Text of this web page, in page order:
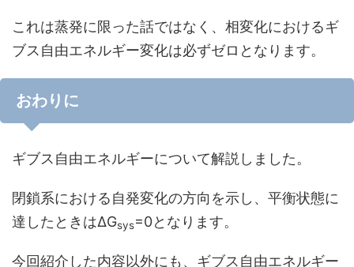
これは蒸発に限った話ではなく、相変化におけるギ
ブス自由エネルギー変化は必ずゼロとなります。
おわりに
ギブス自由エネルギーについて解説しました。
閉鎖系における自発変化の方向を示し、平衡状態に
達したときはΔGsys=0となります。
今回紹介した内容以外にも、ギブス自由エネルギー